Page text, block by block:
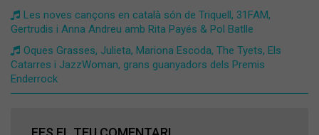
Les noves cançons en català són de Triquell, 31FAM,
Gertrudis i Anna Andreu amb Rita Payés & Pol Batlle
Oques Grasses, Julieta, Mariona Escoda, The Tyets, Els
Catarres i JazzWoman, grans guanyadors dels Premis
Enderrock